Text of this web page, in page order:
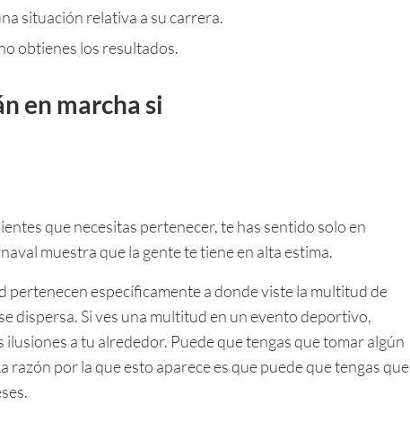
situación relativa a su carrera.
obtienes los resultados.
en marcha si
que necesitas pertenecer, te has sentido solo en
muestra que la gente te tiene en alta estima.
pertenecen específicamente a donde viste la multitud de
dispersa. Si ves una multitud en un evento deportivo,
a tu alrededor. Puede que tengas que tomar algún
razón por la que esto aparece es que puede que tengas que